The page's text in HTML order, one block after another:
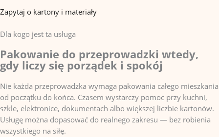
Zapytaj o kartony i materiały
Dla kogo jest ta usługa
Pakowanie do przeprowadzki wtedy,
gdy liczy się porządek i spokój
Nie każda przeprowadzka wymaga pakowania całego mieszkania
od początku do końca. Czasem wystarczy pomoc przy kuchni,
szkle, elektronice, dokumentach albo większej liczbie kartonów.
Usługę można dopasować do realnego zakresu — bez robienia
wszystkiego na siłę.